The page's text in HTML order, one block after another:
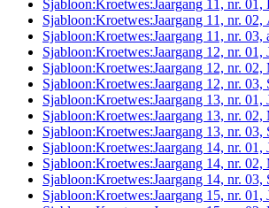
Sjabloon:Kroetwes:Jaargang 11, nr. 01,
Sjabloon:Kroetwes:Jaargang 11, nr.
Sjabloon:Kroetwes:Jaargang 11, nr. 03,
Sjabloon:Kroetwes:Jaargang 12, nr. 01,
Sjabloon:Kroetwes:Jaargang 12, nr. 02,
Sjabloon:Kroetwes:Jaargang 12, nr. 03,
Sjabloon:Kroetwes:Jaargang 13, nr. 01,
Sjabloon:Kroetwes:Jaargang 13, nr. 02,
Sjabloon:Kroetwes:Jaargang 13, nr. 03,
Sjabloon:Kroetwes:Jaargang 14, nr. 01,
Sjabloon:Kroetwes:Jaargang 14, nr. 02,
Sjabloon:Kroetwes:Jaargang 14, nr. 03,
Sjabloon:Kroetwes:Jaargang 15, nr. 01,